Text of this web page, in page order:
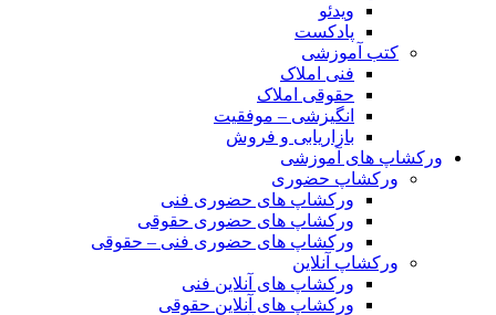
ویدئو
پادکست
کتب آموزشی
فنی املاک
حقوقی املاک
انگیزشی – موفقیت
بازاریابی و فروش
ورکشاپ های آموزشی
ورکشاپ حضوری
ورکشاپ های حضوری فنی
ورکشاپ های حضوری حقوقی
ورکشاپ های حضوری فنی – حقوقی
ورکشاپ آنلاین
ورکشاپ های آنلاین فنی
ورکشاپ های آنلاین حقوقی